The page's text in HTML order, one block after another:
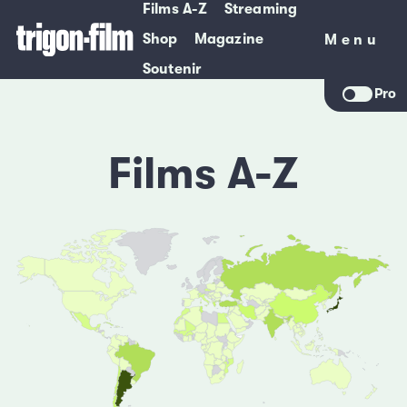
Films A-Z
Streaming
Shop
Magazine
Soutenir
Menu
Menu
Pro
Films A-Z